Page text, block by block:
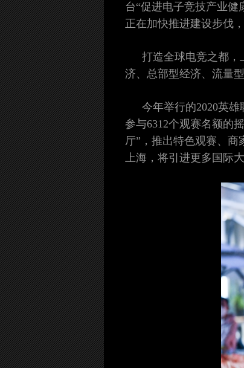
台“促进电子竞技产业健
正在加快推进建设步伐
打造全球电竞之都，
济、总部型经济、流量
今年举行的2020英
参与6312个观赛名额的
厅”，推出特色观赛、
上海，将引进更多国际